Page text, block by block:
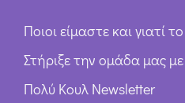
Ποιοι είμαστε και γιατί
Στήριξε την ομάδα μας
Πολύ Κουλ Newsletter